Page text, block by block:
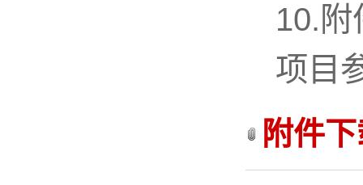
10.附
项目
附件